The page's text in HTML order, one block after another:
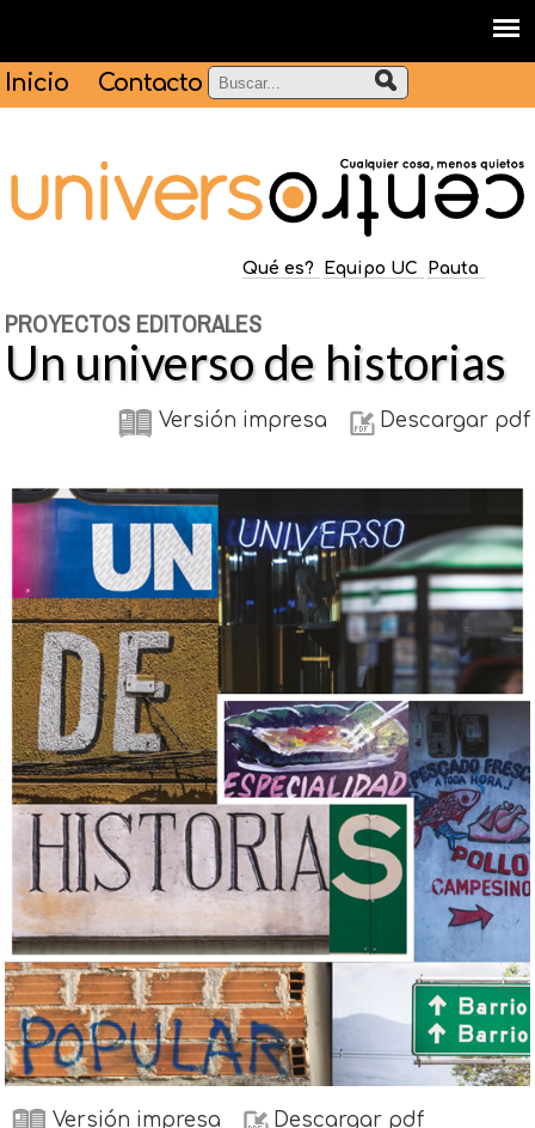
Inicio Contacto
Qué es? Equipo UC Pauta
PROYECTOS EDITORALES
Un universo de historias
Versión impresa Descargar pdf
Versión impresa Descargar pdf